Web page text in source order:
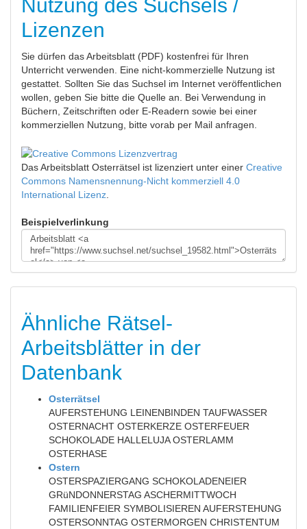
Nutzung des Suchsels /
Lizenzen
Sie dürfen das Arbeitsblatt (PDF) kostenfrei für Ihren
Unterricht verwenden. Eine nicht-kommerzielle Nutzung ist
gestattet. Sollten Sie das Suchsel im Internet veröffentlichen
wollen, geben Sie bitte die Quelle an. Bei Verwendung in
Büchern, Zeitschriften oder E-Readern sowie bei einer
kommerziellen Nutzung, bitte vorab per Mail anfragen.
Das Arbeitsblatt Osterrätsel ist lizenziert unter einer Creative
Commons Namensnennung-Nicht kommerziell 4.0
International Lizenz
Beispielverlinkung
Ähnliche Rätsel-
Arbeitsblätter in der
Datenbank
Osterrätsel
AUFERSTEHUNG LEINENBINDEN TAUFWASSER
OSTERNACHT OSTERKERZE OSTERFEUER
SCHOKOLADE HALLELUJA OSTERLAMM
OSTERHASE
Ostern
OSTERSPAZIERGANG SCHOKOLADENEIER
GRüNDONNERSTAG ASCHERMITTWOCH
FAMILIENFEIER SYMBOLISIEREN AUFERSTEHUNG
OSTERSONNTAG OSTERMORGEN CHRISTENTUM